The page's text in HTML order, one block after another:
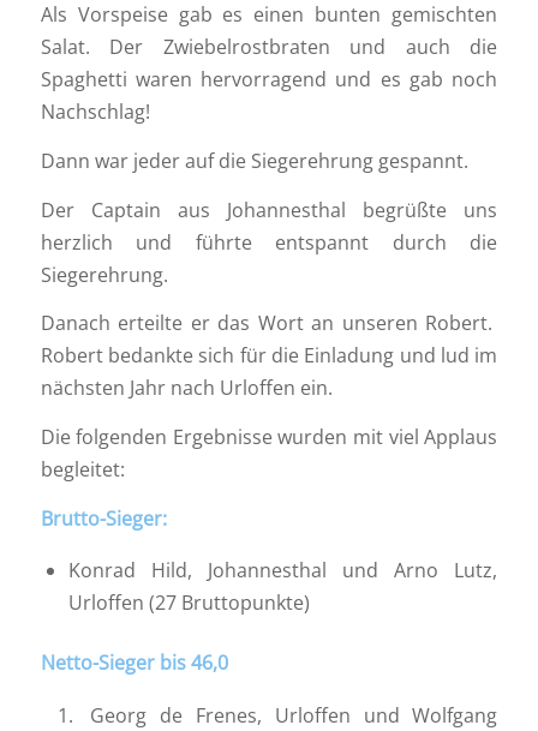
Als Vorspeise gab es einen bunten gemischten
Salat. Der Zwiebelrostbraten und auch die
Spaghetti waren hervorragend und es gab noch
Nachschlag!
Dann war jeder auf die Siegerehrung gespannt.
Der Captain aus Johannesthal begrüßte uns
herzlich und führte entspannt durch die
Siegerehrung.
Danach erteilte er das Wort an unseren Robert.
Robert bedankte sich für die Einladung und lud im
nächsten Jahr nach Urloffen ein.
Die folgenden Ergebnisse wurden mit viel Applaus
begleitet:
Brutto-Sieger:
Konrad Hild, Johannesthal und Arno Lutz,
Urloffen (27 Bruttopunkte)
Netto-Sieger bis 46,0
Georg de Frenes, Urloffen und Wolfgang